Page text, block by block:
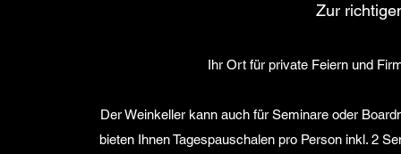
Zur
Ihr Ort für private Feiern und
Der Weinkeller kann auch für Seminare oder
bieten Ihnen Tagespauschalen pro Person inkl. 2